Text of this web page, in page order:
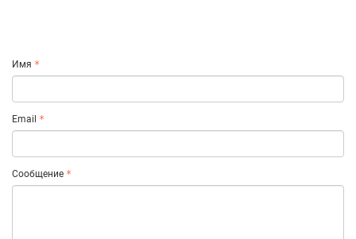
Имя
Email
Сообщение